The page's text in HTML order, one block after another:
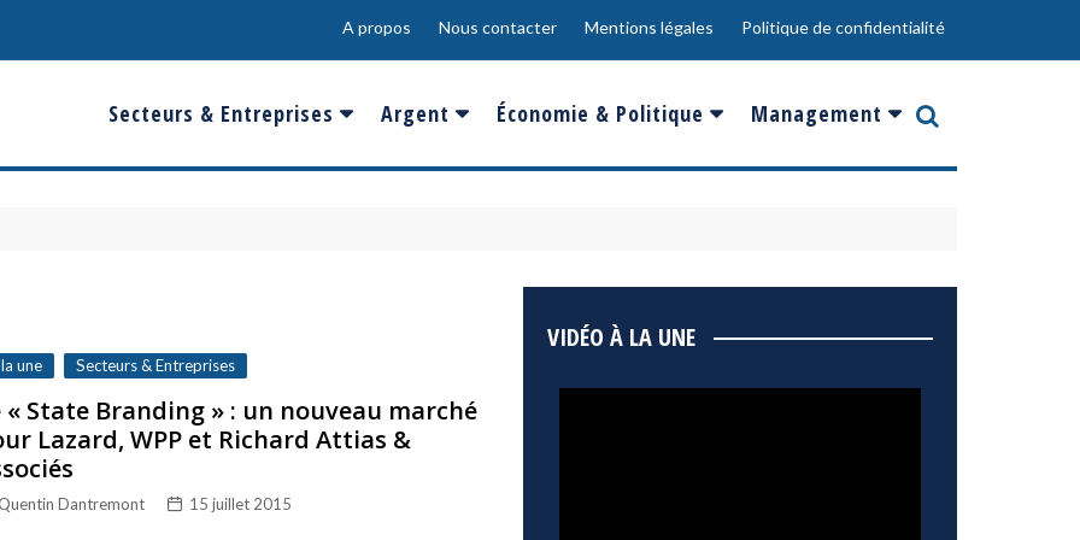
A propos Nous contacter Mentions légales Politique de confidentialité
Secteurs & Entreprises
Banques & Finances
Défense & Aéronautique
Santé & Biotechnologie
Technologies & Médias
Argent
Salaire
Epargne & Placements
Économie & Politique
France
Management
Innovation
une Secteurs & Entreprises
« State Branding » : un nouveau marché
Lazard, WPP et Richard Attias &
Quentin Dantremont 15 juillet 2015
VIDÉO À LA UNE